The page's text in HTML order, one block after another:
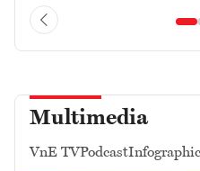
Multimedia
VnE TVPodcast